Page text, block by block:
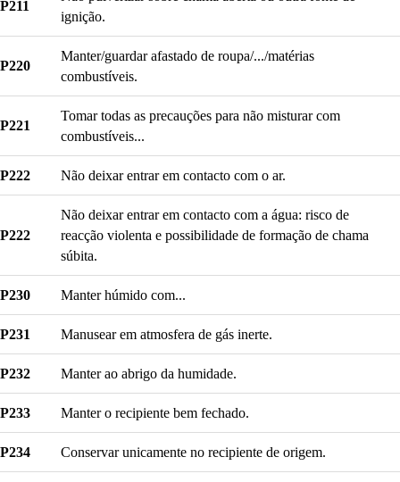
P211
ignição.
P220
Manter/guardar afastado de roupa/.../matérias
combustíveis.
P221
Tomar todas as precauções para não misturar com
combustíveis...
P222 Não deixar entrar em contacto com o ar.
P222
Não deixar entrar em contacto com a água: risco de
reacção violenta e possibilidade de formação de chama
súbita.
P230 Manter húmido com...
P231 Manusear em atmosfera de gás inerte.
P232 Manter ao abrigo da humidade.
P233 Manter o recipiente bem fechado.
P234 Conservar unicamente no recipiente de origem.